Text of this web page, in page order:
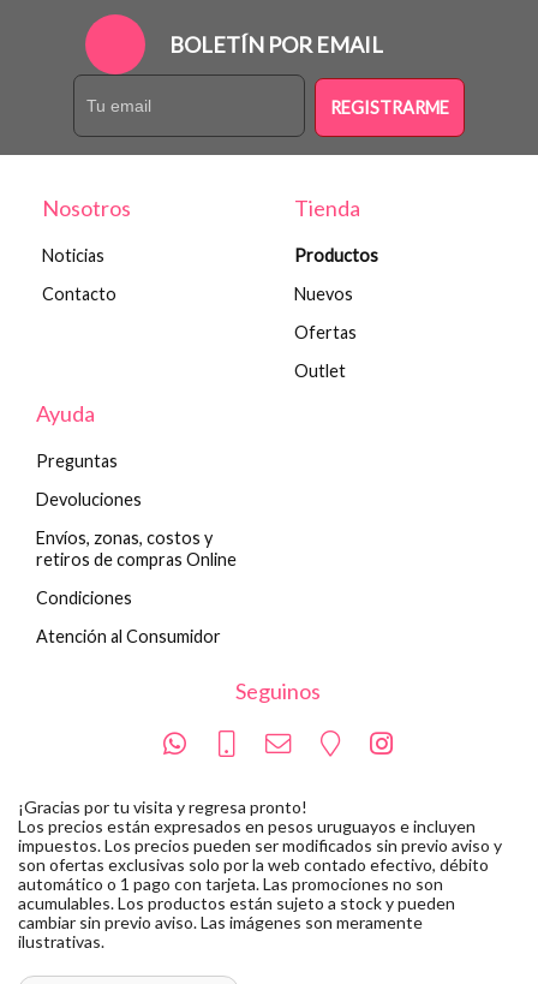
BOLETÍN POR EMAIL
REGISTRARME
Nosotros
Noticias
Contacto
Tienda
Productos
Nuevos
Ofertas
Outlet
Ayuda
Preguntas
Devoluciones
Envíos, zonas, costos y
retiros de compras Online
Condiciones
Atención al Consumidor
Seguinos
¡Gracias por tu visita y regresa pronto!
Los precios están expresados en pesos uruguayos e incluyen
impuestos. Los precios pueden ser modificados sin previo aviso y
son ofertas exclusivas solo por la web contado efectivo, débito
automático o 1 pago con tarjeta. Las promociones no son
acumulables. Los productos están sujeto a stock y pueden
cambiar sin previo aviso. Las imágenes son meramente
ilustrativas.